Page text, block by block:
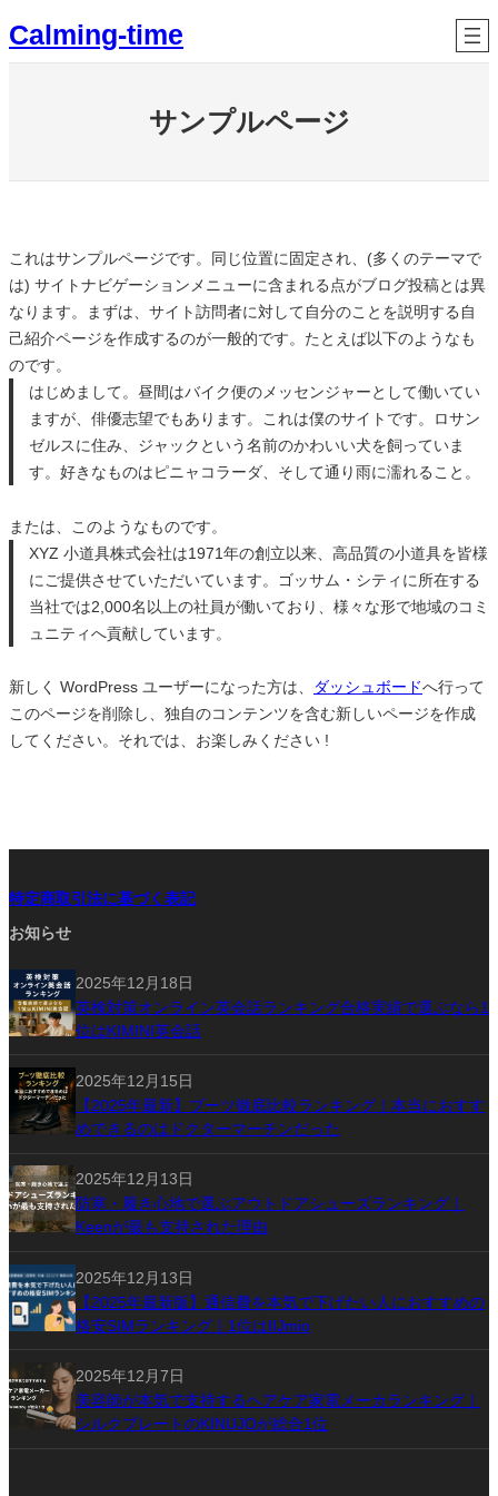
容
プ
Calming-time
サンプルページ
これはサンプルページです。同じ位置に固定され、(多くのテーマで
は) サイトナビゲーションメニューに含まれる点がブログ投稿とは異
なります。まずは、サイト訪問者に対して自分のことを説明する自
己紹介ページを作成するのが一般的です。たとえば以下のようなも
のです。
はじめまして。昼間はバイク便のメッセンジャーとして働いてい
ますが、俳優志望でもあります。これは僕のサイトです。ロサン
ゼルスに住み、ジャックという名前のかわいい犬を飼っていま
す。好きなものはピニャコラーダ、そして通り雨に濡れること。
または、このようなものです。
XYZ 小道具株式会社は1971年の創立以来、高品質の小道具を皆様
にご提供させていただいています。ゴッサム・シティに所在する
当社では2,000名以上の社員が働いており、様々な形で地域のコミ
ュニティへ貢献しています。
新しく WordPress ユーザーになった方は、 ダッシュボードへ行って
このページを削除し、独自のコンテンツを含む新しいページを作成
してください。それでは、お楽しみください !
特定商取引法に基づく表記
お知らせ
2025年12月18日
英検対策オンライン英会話ランキング合格実績で選ぶなら1
位はKIMINI英会話
2025年12月15日
【2025年最新】ブーツ徹底比較ランキング｜本当におすす
めできるのはドクターマーチンだった
2025年12月13日
防寒・履き心地で選ぶアウトドアシューズランキング｜
Keenが最も支持された理由
2025年12月13日
【2025年最新版】通信費を本気で下げたい人におすすめの
格安SIMランキング｜1位はIIJmio
2025年12月7日
美容師が本気で支持するヘアケア家電メーカランキング｜
シルクプレートのKINUJOが総合1位